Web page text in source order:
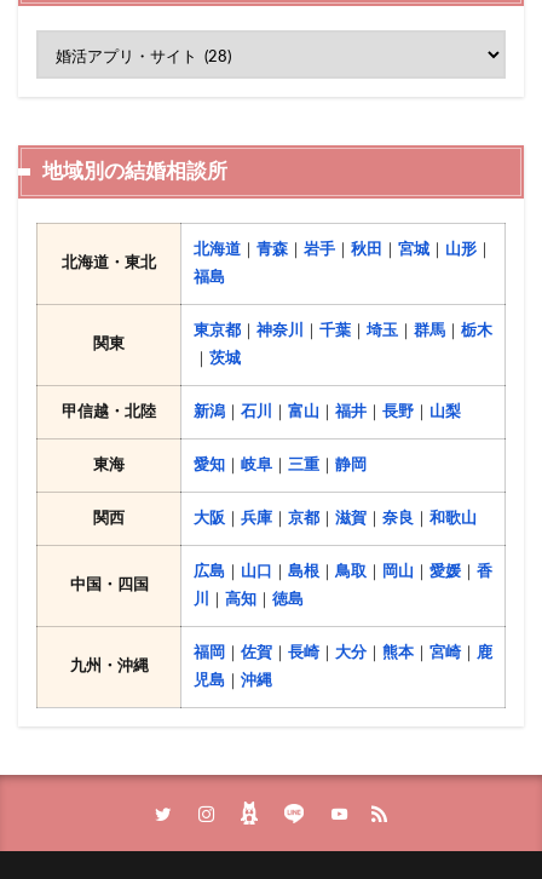
地域別の結婚相談所
北海道・東北
北海道 青森 岩手 秋田 宮城 山形
福島
関東
東京都 神奈川 千葉 埼玉 群馬
栃木
茨城
甲信越・北陸 新潟 石川 富山 福井 長野 山梨
東海 愛知 岐阜 三重 静岡
関西 大阪 兵庫 京都 滋賀 奈良 和歌山
中国・四国
広島 山口 島根 鳥取 岡山 愛媛
香
川
高知 徳島
九州・沖縄
福岡 佐賀 長崎｜ 大分 熊本 宮崎｜ 鹿
児島
沖縄